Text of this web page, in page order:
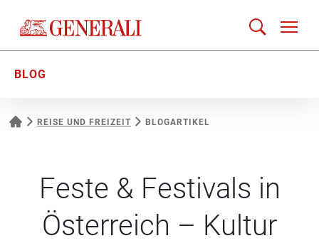
BLOG
REISE UND FREIZEIT BLOGARTIKEL
Feste & Festivals in
Österreich – Kultur